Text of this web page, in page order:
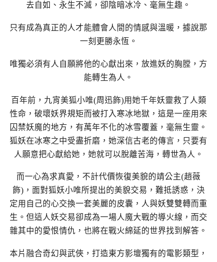
去自如、永生不滅，卻陰暗冰冷、毫無生趣。
只有成為真正的人才能體會人間的情感與溫暖，據說那
一刻更勝永恆。
唯獨必須有人自願將他的心獻出來，放進妖的胸膛，方
能轉生為人。
百年前，九宵美狐小唯(周迅飾)用她千年妖靈救了人類
性命，破壞妖界規矩而被打入寒冰地獄，這是一座用來
囚禁妖魔的地方，有萬年不化的冰雪覆蓋，毫無生靈。
狐妖在冰寒之中受盡折磨，她深信古老的傳言，只要有
人願意把心獻給她，她就可以脫離苦海，轉世為人。
而一心為求真愛，不計代價恢復美貌的靖公主(趙薇
飾)，面對狐妖小唯所提出的美貌交易，難抵誘惑，決
定用自己的心交換一套美麗的皮囊，人與妖雙雙轉而重
生。但這人妖交易卻成為一場人魔大戰的導火線，而交
雜其中的愛恨情仇，也將在戰火綿延的世界找到解答。
本片融合奇幻與武俠，打造東方影壇獨有的電影類型，